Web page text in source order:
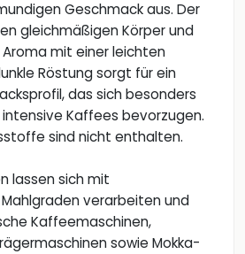
Geschmack aus. Der
gleichmäßigen Körper und
mit einer leichten
Röstung sorgt für ein
das sich besonders
Kaffees bevorzugen.
sind nicht enthalten.
lassen sich mit
verarbeiten und
Kaffeemaschinen,
sowie Mokka-